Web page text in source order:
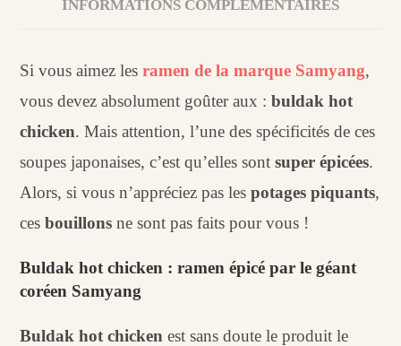
INFORMATIONS COMPLÉMENTAIRES
Si vous aimez lesramen de la marque Samyang,
vous devez absolument goûter aux :buldak hot
chicken. Mais attention, l’une des spécificités de ces
soupes japonaises, c’est qu’elles sontsuper épicées.
Alors, si vous n’appréciez pas lespotages piquants,
cesbouillons ne sont pas faits pour vous !
Buldak hot chicken : ramen épicé par le géant
coréen Samyang
Buldak hot chicken est sans doute le produit le